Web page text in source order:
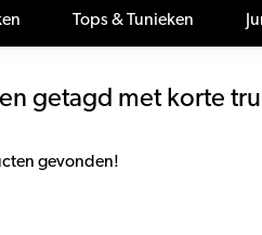
Tops & Tunieken
getagd met korte
gevonden!